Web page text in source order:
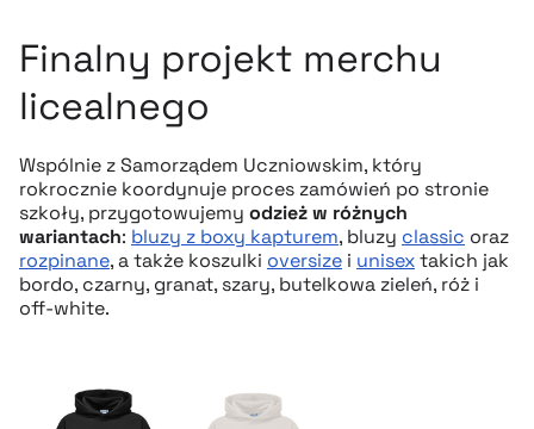
Finalny projekt merchu
licealnego
Wspólnie z Samorządem Uczniowskim, który
rokrocznie koordynuje proces zamówień po stronie
szkoły, przygotowujemy odzież w różnych
wariantach: bluzy z boxy kapturem, bluzy classic oraz
rozpinane, a także koszulki oversize i unisextakich jak
bordo, czarny, granat, szary, butelkowa zieleń, róż i
off-white.